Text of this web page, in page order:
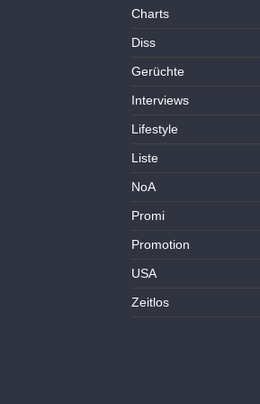
Charts
Diss
Gerüchte
Interviews
Lifestyle
Liste
NoA
Promi
Promotion
USA
Zeitlos